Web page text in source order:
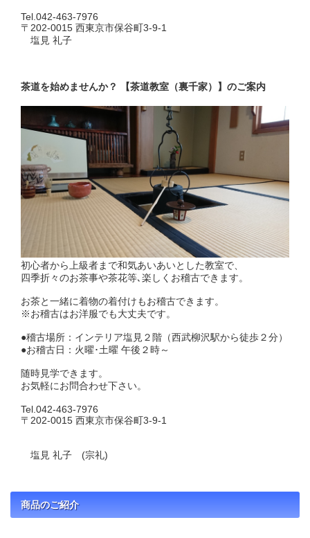
Tel.042-463-7976
〒202-0015 西東京市保谷町3-9-1
塩見 礼子
茶道を始めませんか？ 【茶道教室（裏千家）】のご案内
初心者から上級者まで和気あいあいとした教室で、
四季折々のお茶事や茶花等､楽しくお稽古できます。
お茶と一緒に着物の着付けもお稽古できます。
※お稽古はお洋服でも大丈夫です。
●稽古場所：インテリア塩見２階（西武柳沢駅から徒歩２分）
●お稽古日：火曜･土曜 午後２時～
随時見学できます。
お気軽にお問合わせ下さい。
Tel.042-463-7976
〒202-0015 西東京市保谷町3-9-1
塩見 礼子 (宗礼)
商品のご紹介